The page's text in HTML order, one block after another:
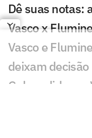
Dê suas notas:
Vasco x
Vasco e
deixam
Gol perdido em